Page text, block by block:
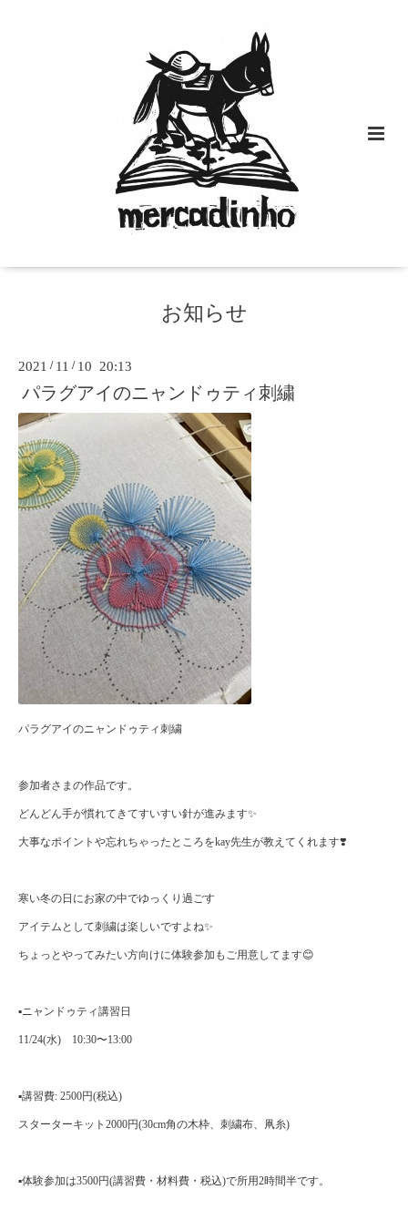
お知らせ
2021 / 11 / 10 20:13
パラグアイのニャンドゥティ刺繍
パラグアイのニャンドゥティ刺繍
参加者さまの作品です。
どんどん手が慣れてきてすいすい針が進みます✨
大事なポイントや忘れちゃったところをkay先生が教えてくれます❣️
寒い冬の日にお家の中でゆっくり過ごす
アイテムとして刺繍は楽しいですよね✨
ちょっとやってみたい方向けに体験参加もご用意してます😊
▪️ニャンドゥティ講習日
11/24(水) 10:30〜13:00
▪️講習費: 2500円(税込)
スターターキット2000円(30cm角の木枠、刺繍布、凧糸)
▪️体験参加は3500円(講習費・材料費・税込)で所用2時間半です。